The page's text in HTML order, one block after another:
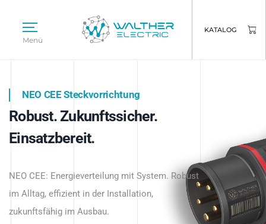
Menü
KATALOG
Intelligente Stromverteilung
beginnt hier.
NEO CEE Steckvorrichtung
Robust. Zukunftssicher.
Einsatzbereit.
NEO CEE: Energieverteilung mit System. Robust
im Alltag, effizient in der Installation,
zukunftsfähig im Ausbau.
Intelligenz trifft Energie.
Anwendungen – robust, IP-geschützt und
zukunftsfähig.